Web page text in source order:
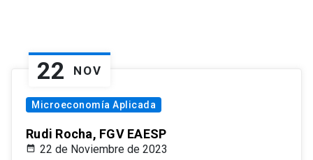
22 NOV
Microeconomía Aplicada
Rudi Rocha, FGV EAESP
22 de Noviembre de 2023